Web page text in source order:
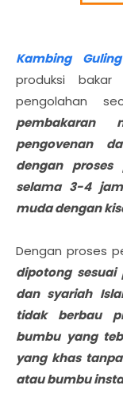
Kambing
produksi
pengolahan
pembakaran
pengovenan
dengan proses
selama 3-4
muda dengan
Dengan proses
dipotong
dan syariah
tidak berbau
bumbu yang
yang khas
atau bumbu